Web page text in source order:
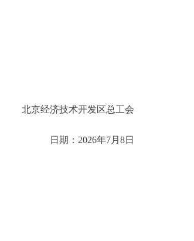
北京经济技术开发区总工会
日期：2026年7月8日